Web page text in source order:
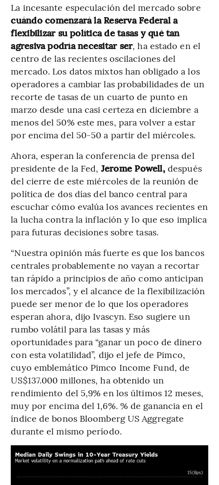
La incesante especulación del mercado sobre
cuándo comenzará la Reserva Federal a
flexibilizar su política de tasas y qué tan
agresiva podría necesitar ser, ha estado en el
centro de las recientes oscilaciones del
mercado. Los datos mixtos han obligado a los
operadores a cambiar las probabilidades de un
recorte de tasas de un cuarto de punto en
marzo desde una casi certeza en diciembre a
menos del 50% este mes, para volver a estar
por encima del 50-50 a partir del miércoles.
Ahora, esperan la conferencia de prensa del
presidente de la Fed, Jerome Powell,después
del cierre de este miércoles de la reunión de
política de dos días del banco central para
escuchar cómo evalúa los avances recientes en
la lucha contra la inflación y lo que eso implica
para futuras decisiones sobre tasas.
“Nuestra opinión más fuerte es que los bancos
centrales probablemente no vayan a recortar
tan rápido a principios de año como anticipan
los mercados”, y el alcance de la flexibilización
puede ser menor de lo que los operadores
esperan ahora, dijo Ivascyn. Eso sugiere un
rumbo volátil para las tasas y más
oportunidades para “ganar un poco de dinero
con esta volatilidad”, dijo el jefe de Pimco,
cuyo emblemático Pimco Income Fund, de
US$137.000 millones, ha obtenido un
rendimiento del 5,9% en los últimos 12 meses,
muy por encima del 1,6%. % de ganancia en el
índice de bonos Bloomberg US Aggregate
durante el mismo período.